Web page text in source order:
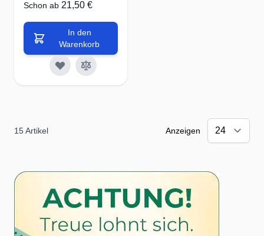
Schon ab 21,50 €
In den
Warenkorb
15Artikel Anzeigen